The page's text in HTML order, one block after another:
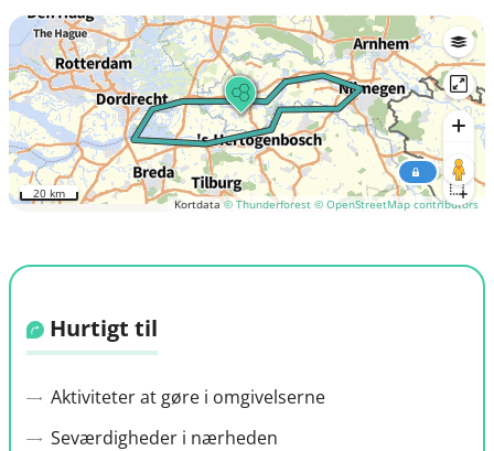
Kortdata© Thunderforest © OpenStreetMap contributors
20 km
Hurtigt til
Aktiviteter at gøre i omgivelserne
Seværdigheder i nærheden